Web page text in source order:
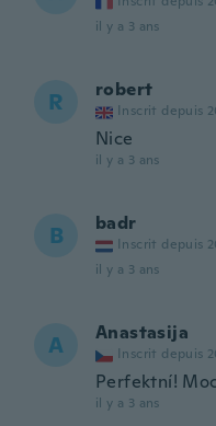
il y a 3 ans
R robert
Inscrit depuis
Nice
il y a 3 ans
B badr
Inscrit depuis
il y a 3 ans
A Anastasija
Inscrit depuis
Perfektní!
il y a 3 ans